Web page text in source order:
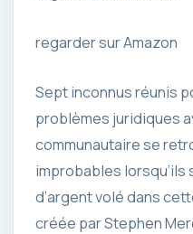
regarder sur Amazon
Sept inconnus réunis
problèmes juridiques
communautaire se
improbables lorsqu’ils
d’argent volé dans
créée par Stephen